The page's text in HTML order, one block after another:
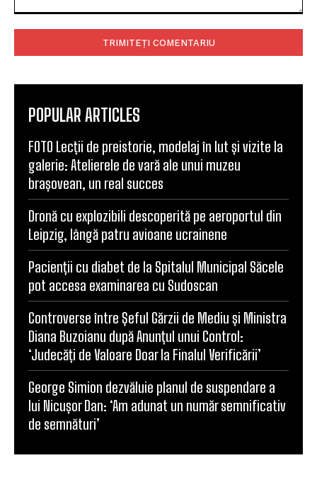
POPULAR ARTICLES
FOTO Lecții de preistorie, modelaj în lut și vizite la
galerie: Atelierele de vară ale unui muzeu
brașovean, un real succes
Dronă cu explozibili descoperită pe aeroportul din
Leipzig, lângă patru avioane ucrainene
Pacienții cu diabet de la Spitalul Municipal Săcele
pot accesa examinarea cu Sudoscan
Controverse între Șeful Gărzii de Mediu și Ministra
Diana Buzoianu după Anunțul unui Control:
‘Judecăți de Valoare Doar la Finalul Verificării’
George Simion dezvăluie planul de suspendare a
lui Nicușor Dan: ‘Am adunat un număr semnificativ
de semnături’